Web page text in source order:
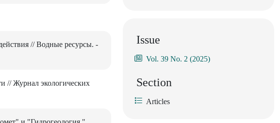
// Водные ресурсы. -
// Журнал экологических
Issue
Vol. 39 No. 2 (2025)
Section
Articles